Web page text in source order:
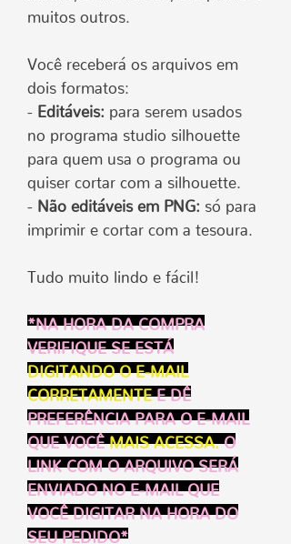
muitos outros.
Você receberá os arquivos em
dois formatos:
Editáveis: para serem usados
no programa studio silhouette
para quem usa o programa ou
quiser cortar com a silhouette.
Não editáveis em PNG: só para
imprimir e cortar com a tesoura.
Tudo muito lindo e fácil!
*NA HORA DA COMPRA
VERIFIQUE SE ESTÁ
DIGITANDO O E-MAIL
CORRETAMENTE E DÊ
PREFERÊNCIA PARA O E-MAIL
QUE VOCÊ MAIS ACESSA. O
LINK COM O ARQUIVO SERÁ
ENVIADO NO E-MAIL QUE
VOCÊ DIGITAR NA HORA DO
SEU PEDIDO*